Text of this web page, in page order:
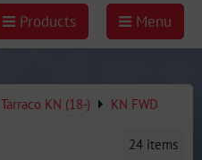
Products Menu
Tarraco KN (18-) KN FWD
24 items